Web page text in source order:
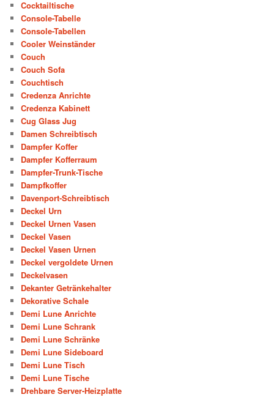
Cocktailtische
Console-Tabelle
Console-Tabellen
Cooler Weinständer
Couch
Couch Sofa
Couchtisch
Credenza Anrichte
Credenza Kabinett
Cug Glass Jug
Damen Schreibtisch
Dampfer Koffer
Dampfer Kofferraum
Dampfer-Trunk-Tische
Dampfkoffer
Davenport-Schreibtisch
Deckel Urn
Deckel Urnen Vasen
Deckel Vasen
Deckel Vasen Urnen
Deckel vergoldete Urnen
Deckelvasen
Dekanter Getränkehalter
Dekorative Schale
Demi Lune Anrichte
Demi Lune Schrank
Demi Lune Schränke
Demi Lune Sideboard
Demi Lune Tisch
Demi Lune Tische
Drehbare Server-Heizplatte